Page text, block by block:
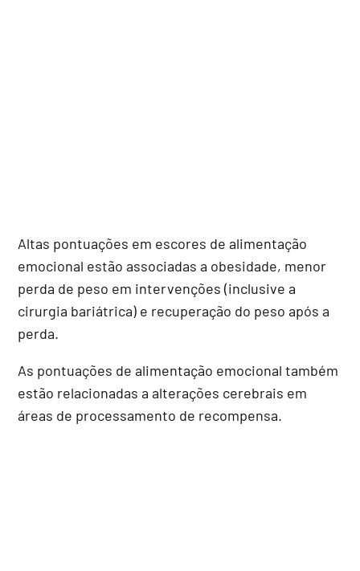
Altas pontuações em escores de alimentação
emocional estão associadas a obesidade, menor
perda de peso em intervenções (inclusive a
cirurgia bariátrica) e recuperação do peso após a
perda.
As pontuações de alimentação emocional também
estão relacionadas a alterações cerebrais em
áreas de processamento de recompensa.